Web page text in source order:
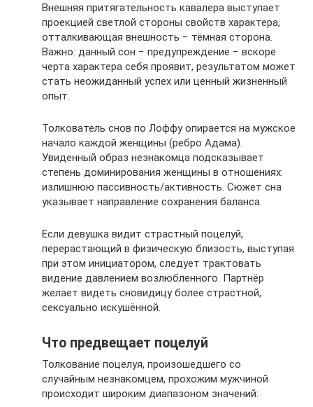
Внешняя притягательность кавалера выступает
проекцией светлой стороны свойств характера,
отталкивающая внешность − тёмная сторона.
Важно: данный сон − предупреждение − вскоре
черта характера себя проявит, результатом может
стать неожиданный успех или ценный жизненный
опыт.
Толкователь снов по Лоффу опирается на мужское
начало каждой женщины (ребро Адама).
Увиденный образ незнакомца подсказывает
степень доминирования женщины в отношениях:
излишнюю пассивность/активность. Сюжет сна
указывает направление сохранения баланса.
Если девушка видит страстный поцелуй,
перерастающий в физическую близость, выступая
при этом инициатором, следует трактовать
видение давлением возлюбленного. Партнёр
желает видеть сновидицу более страстной,
сексуально искушённой.
Что предвещает поцелуй
Толкование поцелуя, произошедшего со
случайным незнакомцем, прохожим мужчиной
происходит широким диапазоном значений: